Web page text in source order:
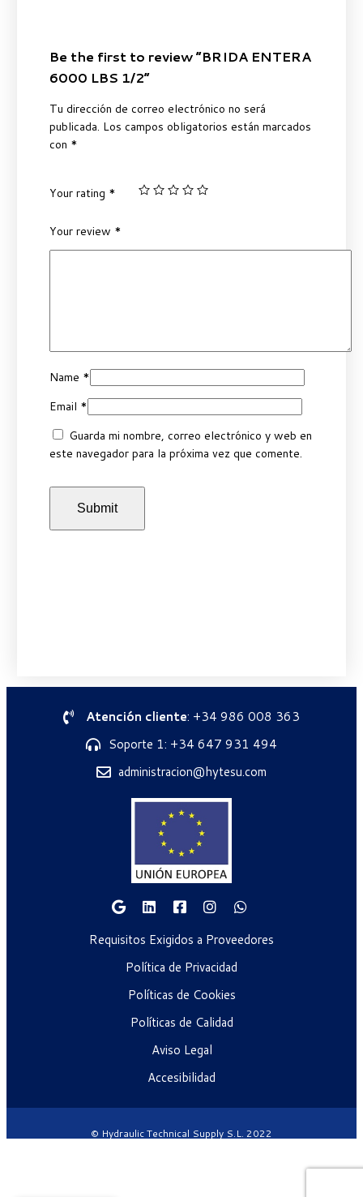
Be the first to review “BRIDA ENTERA
6000 LBS 1/2”
Tu dirección de correo electrónico no será
publicada. Los campos obligatorios están marcados
con *
Your rating *
Your review *
Name *
Email *
Guarda mi nombre, correo electrónico y web en
este navegador para la próxima vez que comente.
Atención cliente: +34 986 008 363
Soporte 1: +34 647 931 494
administracion@hytesu.com
Requisitos Exigidos a Proveedores
Política de Privacidad
Políticas de Cookies
Políticas de Calidad
Aviso Legal
Accesibilidad
© Hydraulic Technical Supply S.L. 2022